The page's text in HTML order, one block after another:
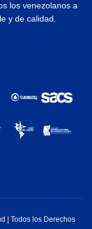
los venezolanos a
y de calidad.
| Todos los Derechos